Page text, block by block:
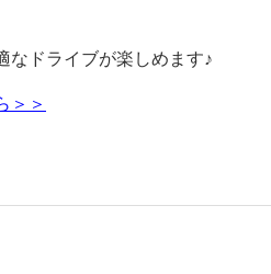
なドライブが楽しめます♪
＞＞